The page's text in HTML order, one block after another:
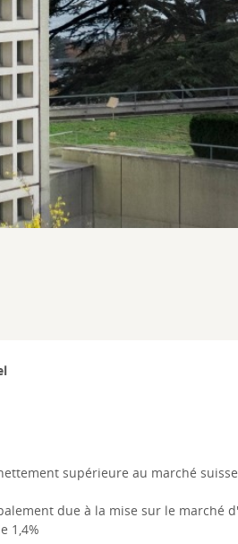
supérieure au marché suisse
due à la mise sur le marché
1,4%